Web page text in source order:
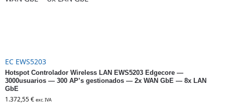
EC EWS5203
Hotspot Controlador Wireless LAN EWS5203 Edgecore —
3000usuarios — 300 AP’s gestionados — 2x WAN GbE — 8x LAN
GbE
1.372,55€ exc. IVA